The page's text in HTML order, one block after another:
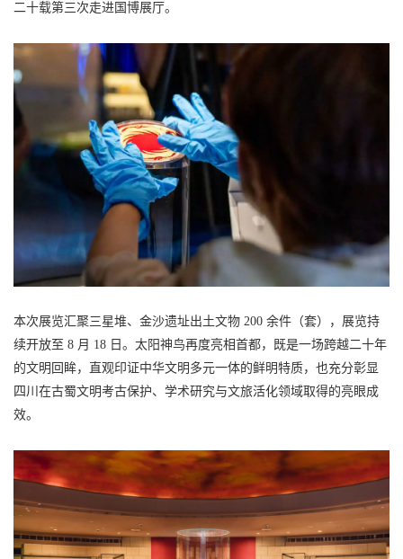
二十载第三次走进国博展厅。
本次展览汇聚三星堆、金沙遗址出土文物 200 余件（套），展览持
续开放至 8 月 18 日。太阳神鸟再度亮相首都，既是一场跨越二十年
的文明回眸，直观印证中华文明多元一体的鲜明特质，也充分彰显
四川在古蜀文明考古保护、学术研究与文旅活化领域取得的亮眼成
效。